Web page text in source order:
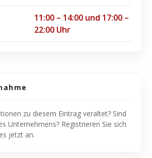
11:00 – 14:00 und 17:00 –
22:00 Uhr
zu diesem Eintrag veraltet? Sind
Unternehmens? Registrieren Sie sich
jetzt an.